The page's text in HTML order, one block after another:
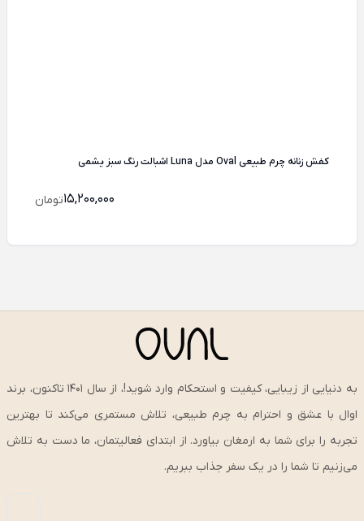
کفش زنانه چرم طبیعی Oval مدل Luna اشبالت رنگ سبز یشمی
15,200,000تومان
به دنیایی از زیبایی، کیفیت و استحکام وارد شوید!، از سال ۱۴۰۱ تاکنون، برند
اوال با عشق و احترام به چرم طبیعی، تلاش مستمری می‌کند تا بهترین
تجربه را برای شما به ارمغان بیاورد. از ابتدای فعالیتمان، ما دست به تلاش
می‌زنیم تا شما را در یک سفر جذاب ببریم.